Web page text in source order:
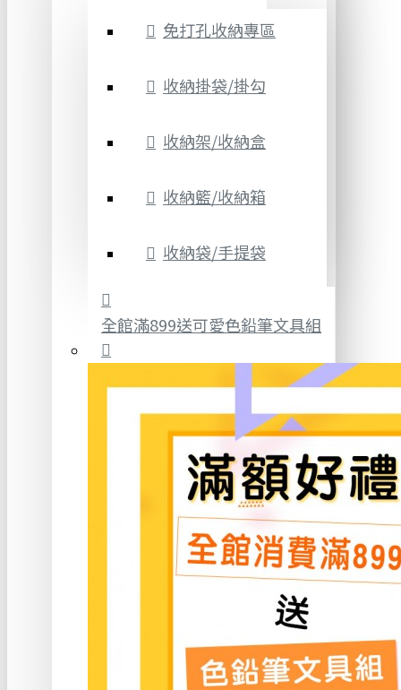
免打孔收納專區
收納掛袋/掛勾
收納架/收納盒
收納籃/收納箱
收納袋/手提袋
全館滿899送可愛色鉛筆文具組